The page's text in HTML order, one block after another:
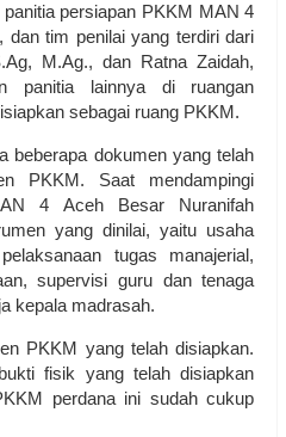
persiapan PKKM MAN 4
dan tim penilai yang terdiri dari
M.Ag., dan Ratna Zaidah,
panitia lainnya di ruangan
sebagai ruang PKKM.
beberapa dokumen yang telah
PKKM. Saat mendampingi
4 Aceh Besar Nuranifah
yang dinilai, yaitu usaha
tugas manajerial,
supervisi guru dan tenaga
kepala madrasah.
PKKM yang telah disiapkan.
fisik yang telah disiapkan
perdana ini sudah cukup